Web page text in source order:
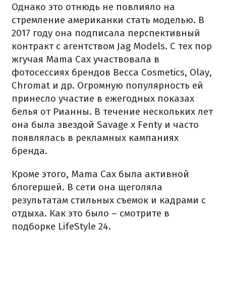
Однако это отнюдь не повлияло на
стремление американки стать моделью. В
2017 году она подписала перспективный
контракт с агентством Jag Models. С тех пор
жгучая Mama Cax участвовала в
фотосессиях брендов Becca Cosmetics, Olay,
Chromat и др. Огромную популярность ей
принесло участие в ежегодных показах
белья от Рианны. В течение нескольких лет
она была звездой Savage x Fenty и часто
появлялась в рекламных кампаниях
бренда.
Кроме этого, Mama Cax была активной
блогершей. В сети она щеголяла
результатам стильных съемок и кадрами с
отдыха. Как это было – смотрите в
подборке LifeStyle 24.